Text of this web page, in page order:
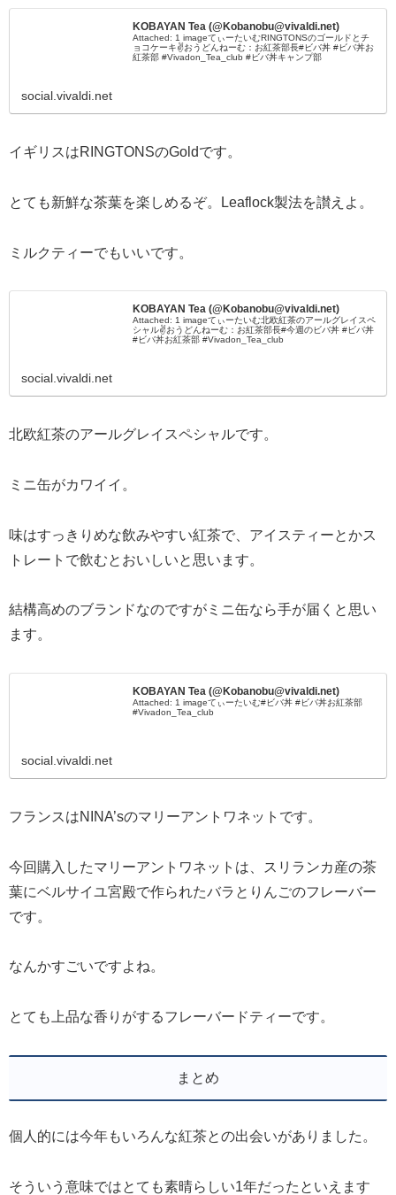
KOBAYAN Tea (@Kobanobu@vivaldi.net)
Attached: 1 imageてぃーたいむRINGTONSのゴールドとチ
ョコケーキ✌️おうどんねーむ：お紅茶部長#ビバ丼 #ビバ丼お
紅茶部 #Vivadon_Tea_club #ビバ丼キャンプ部
social.vivaldi.net
イギリスはRINGTONSのGoldです。
とても新鮮な茶葉を楽しめるぞ。Leaflock製法を讃えよ。
ミルクティーでもいいです。
KOBAYAN Tea (@Kobanobu@vivaldi.net)
Attached: 1 imageてぃーたいむ北欧紅茶のアールグレイスペ
シャル✌️おうどんねーむ：お紅茶部長#今週のビバ丼 #ビバ丼
#ビバ丼お紅茶部 #Vivadon_Tea_club
social.vivaldi.net
北欧紅茶のアールグレイスペシャルです。
ミニ缶がカワイイ。
味はすっきりめな飲みやすい紅茶で、アイスティーとかス
トレートで飲むとおいしいと思います。
結構高めのブランドなのですがミニ缶なら手が届くと思い
ます。
KOBAYAN Tea (@Kobanobu@vivaldi.net)
Attached: 1 imageてぃーたいむ#ビバ丼 #ビバ丼お紅茶部
#Vivadon_Tea_club
social.vivaldi.net
フランスはNINA’sのマリーアントワネットです。
今回購入したマリーアントワネットは、スリランカ産の茶
葉にベルサイユ宮殿で作られたバラとりんごのフレーバー
です。
なんかすごいですよね。
とても上品な香りがするフレーバードティーです。
まとめ
個人的には今年もいろんな紅茶との出会いがありました。
そういう意味ではとても素晴らしい1年だったといえます